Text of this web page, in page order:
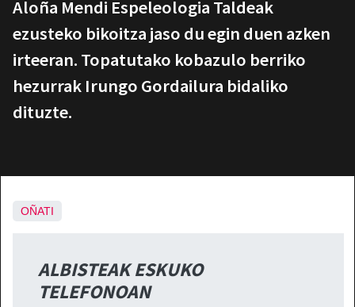
Aloña Mendi Espeleologia Taldeak
ezusteko bikoitza jaso du egin duen azken
irteeran. Topatutako kobazulo berriko
hezurrak Irungo Gordailura bidaliko
dituzte.
OÑATI
ALBISTEAK ESKUKO
TELEFONOAN